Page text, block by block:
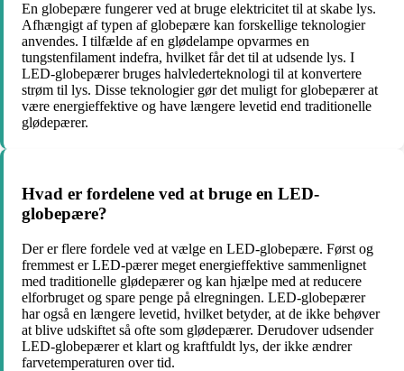
En globepære fungerer ved at bruge elektricitet til at skabe lys.
Afhængigt af typen af globepære kan forskellige teknologier
anvendes. I tilfælde af en glødelampe opvarmes en
tungstenfilament indefra, hvilket får det til at udsende lys. I
LED-globepærer bruges halvlederteknologi til at konvertere
strøm til lys. Disse teknologier gør det muligt for globepærer at
være energieffektive og have længere levetid end traditionelle
glødepærer.
Hvad er fordelene ved at bruge en LED-
globepære?
Der er flere fordele ved at vælge en LED-globepære. Først og
fremmest er LED-pærer meget energieffektive sammenlignet
med traditionelle glødepærer og kan hjælpe med at reducere
elforbruget og spare penge på elregningen. LED-globepærer
har også en længere levetid, hvilket betyder, at de ikke behøver
at blive udskiftet så ofte som glødepærer. Derudover udsender
LED-globepærer et klart og kraftfuldt lys, der ikke ændrer
farvetemperaturen over tid.